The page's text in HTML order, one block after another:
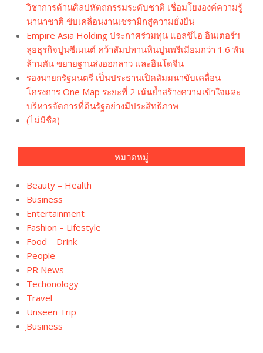
วิชาการด้านศิลปหัตถกรรมระดับชาติ เชื่อมโยงองค์ความรู้
นานาชาติ ขับเคลื่อนงานเซรามิกสู่ความยั่งยืน
Empire Asia Holding ประกาศร่วมทุน แอลซีไอ อินเตอร์ฯ
ลุยธุรกิจปูนซีเมนต์ คว้าสัมปทานหินปูนพรีเมียมกว่า 1.6 พัน
ล้านตัน ขยายฐานส่งออกลาว และอินโดจีน
รองนายกรัฐมนตรี เป็นประธานเปิดสัมมนาขับเคลื่อน
โครงการ One Map ระยะที่ 2 เน้นย้ำสร้างความเข้าใจและ
บริหารจัดการที่ดินรัฐอย่างมีประสิทธิภาพ
(ไม่มีชื่อ)
หมวดหมู่
Beauty – Health
Business
Entertainment
Fashion – Lifestyle
Food – Drink
People
PR News
Techonology
Travel
Unseen Trip
ฺBusiness